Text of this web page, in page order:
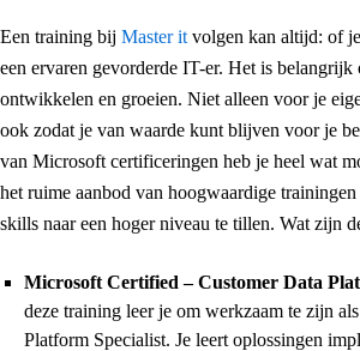
Een training bij Master it volgen kan altijd: of
een ervaren gevorderde IT-er. Het is belangrijk
ontwikkelen en groeien. Niet alleen voor je
ook zodat je van waarde kunt blijven voor je
van Microsoft certificeringen heb je heel wat
het ruime aanbod van hoogwaardige
skills naar een hoger niveau te tillen. Wat zijn
Microsoft Certified – Customer Data
deze training leer je om werkzaam te zijn
Platform Specialist. Je leert oplossingen